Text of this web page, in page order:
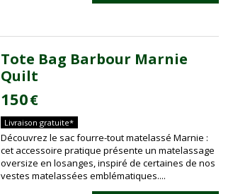
Tote Bag Barbour Marnie
Quilt
150€
Livraison gratuite*
Découvrez le sac fourre-tout matelassé Marnie :
cet accessoire pratique présente un matelassage
oversize en losanges, inspiré de certaines de nos
vestes matelassées emblématiques....